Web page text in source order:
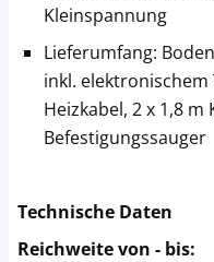
Kleinspannung
Lieferumfang:
inkl.
Heizkabel, 2 x 1,8 m
Befestigungssauger
Technische Daten
Reichweite von - bis: